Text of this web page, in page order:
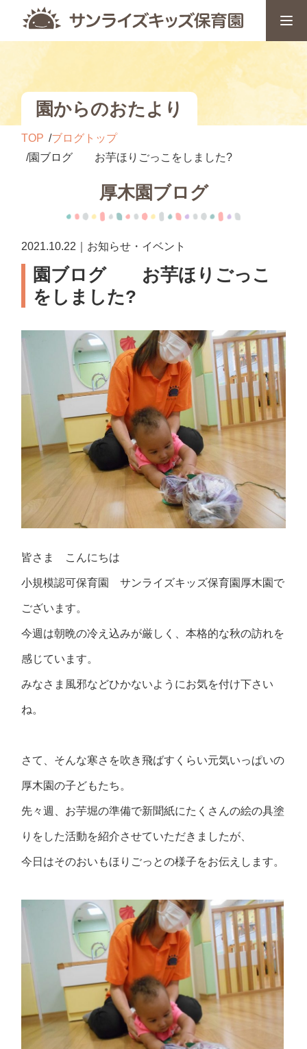
園からのおたより
TOP
ブログトップ
園ブログ お芋ほりごっこをしました?
厚木園ブログ
2021.10.22｜お知らせ・イベント
園ブログ お芋ほりごっこ
をしました?
皆さま こんにちは
小規模認可保育園 サンライズキッズ保育園厚木園で
ございます。
今週は朝晩の冷え込みが厳しく、本格的な秋の訪れを
感じています。
みなさま風邪などひかないようにお気を付け下さい
ね。
さて、そんな寒さを吹き飛ばすくらい元気いっぱいの
厚木園の子どもたち。
先々週、お芋堀の準備で新聞紙にたくさんの絵の具塗
りをした活動を紹介させていただきましたが、
今日はそのおいもほりごっとの様子をお伝えします。